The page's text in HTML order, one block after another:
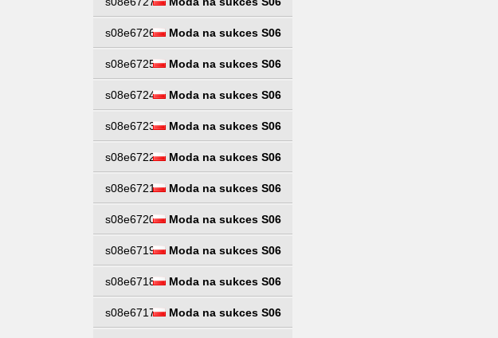
s08e6726 Moda na sukces S06
s08e6725 Moda na sukces S06
s08e6724 Moda na sukces S06
s08e6723 Moda na sukces S06
s08e6722 Moda na sukces S06
s08e6721 Moda na sukces S06
s08e6720 Moda na sukces S06
s08e6719 Moda na sukces S06
s08e6718 Moda na sukces S06
s08e6717 Moda na sukces S06